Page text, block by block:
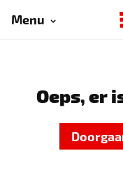
Menu
Oeps, er